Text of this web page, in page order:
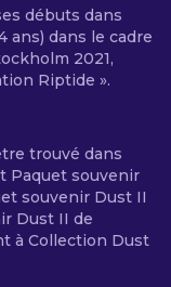
débuts dans
ans) dans le cadre
2021,
Riptide ».
trouvé dans
Paquet souvenir
souvenir Dust II
Dust II de
à Collection Dust